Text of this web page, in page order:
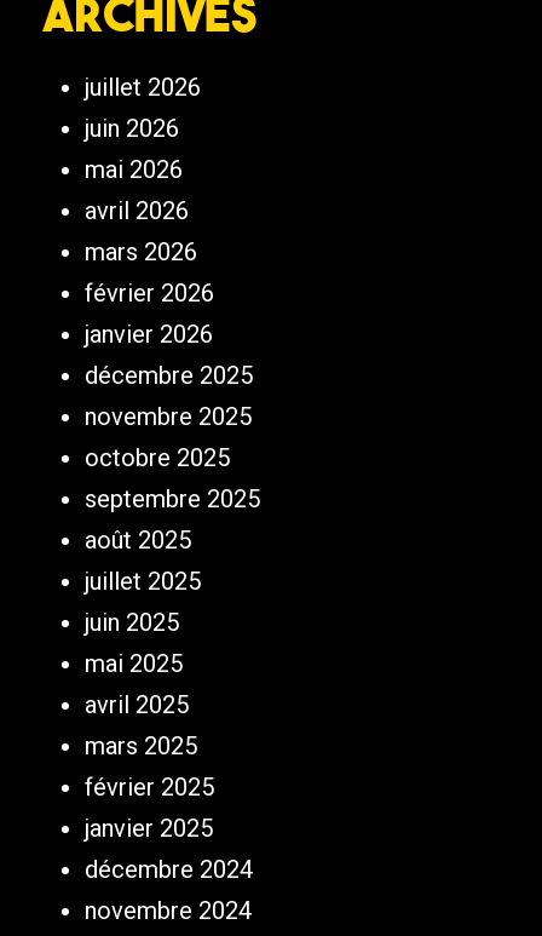
Archives
juillet 2026
juin 2026
mai 2026
avril 2026
mars 2026
février 2026
janvier 2026
décembre 2025
novembre 2025
octobre 2025
septembre 2025
août 2025
juillet 2025
juin 2025
mai 2025
avril 2025
mars 2025
février 2025
janvier 2025
décembre 2024
novembre 2024